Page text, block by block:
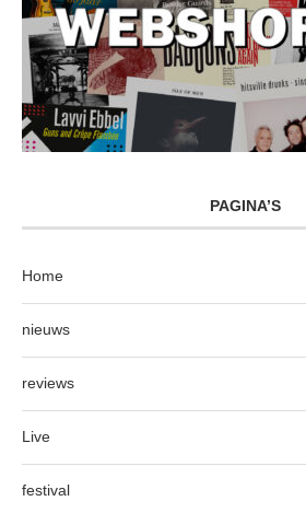
PAGINA’S
Home
nieuws
reviews
Live
festival